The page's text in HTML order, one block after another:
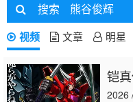
搜索 熊谷俊辉
视频 文章 明星
铠
2026